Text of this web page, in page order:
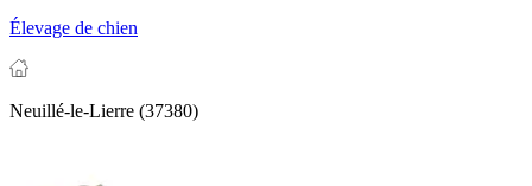
Élevage de chien
Neuillé-le-Lierre (37380)